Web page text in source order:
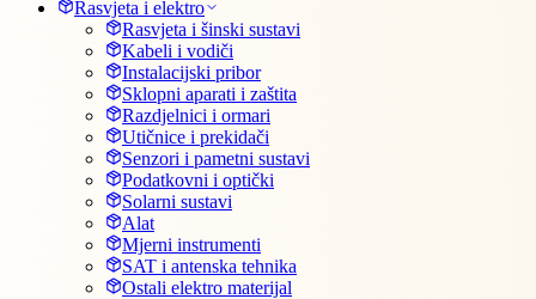
Rasvjeta i elektro
Rasvjeta i šinski sustavi
Kabeli i vodiči
Instalacijski pribor
Sklopni aparati i zaštita
Razdjelnici i ormari
Utičnice i prekidači
Senzori i pametni sustavi
Podatkovni i optički
Solarni sustavi
Alat
Mjerni instrumenti
SAT i antenska tehnika
Ostali elektro materijal